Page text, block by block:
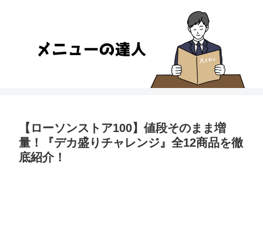
【ローソンストア100】値段そのまま増
量！『デカ盛りチャレンジ』全12商品を徹
底紹介！